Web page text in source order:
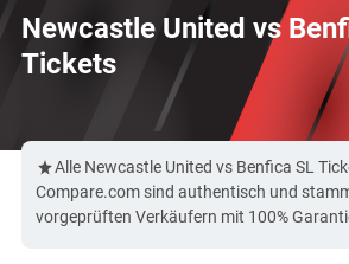
Newcastle United vs
Tickets
Alle Newcastle United vs Benfica SL
Compare.com sind authentisch und
vorgeprüften Verkäufern mit 100%